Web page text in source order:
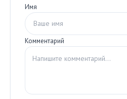
Имя
Комментарий